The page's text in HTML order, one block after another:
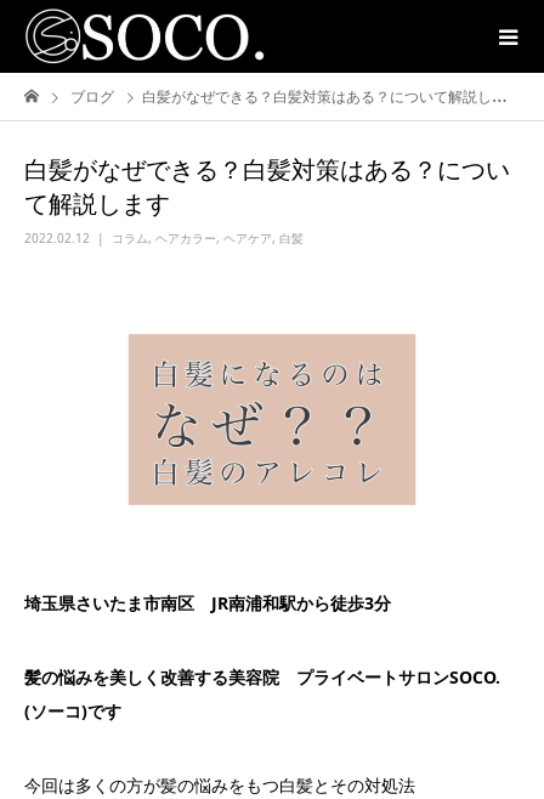
ブログ 白髪がなぜできる？白髪対策はある？について解説します
白髪がなぜできる？白髪対策はある？につい
て解説します
2022.02.12 コラム, ヘアカラー, ヘアケア, 白髪
埼玉県さいたま市南区 JR南浦和駅から徒歩3分
髪の悩みを美しく改善する美容院 プライベートサロンSOCO.
(ソーコ)です
今回は多くの方が髪の悩みをもつ白髪とその対処法